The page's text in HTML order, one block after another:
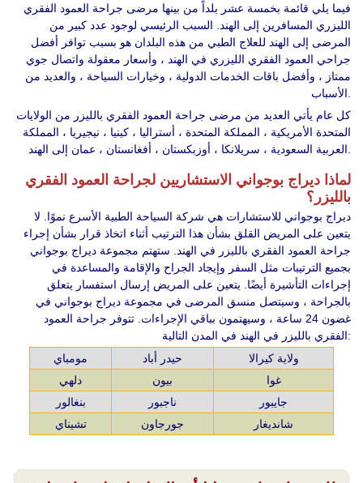
فيما يلي قائمة بخمسة عشر بلداً من بينها مرضى جراحة العمود الفقري
الليزري المسافرين إلى الهند. السبب الرئيسي لوجود عدد كبير من
المرضى إلى الهند للعلاج الطبي من هذه البلدان هو بسبب توافر أفضل
جراحي العمود الفقري الليزري في الهند ، وأسعار معقولة واتصال جوي
ممتاز ، وأفضل باقات الخدمات الدولية ، وخيارات السياحة ، والعديد من
كل عام يأتي العديد من مرضى جراحة العمود الفقري بالليزر من الولايات
المتحدة الأمريكية ، المملكة المتحدة ، أستراليا ، كينيا ، نيجيريا ، المملكة
لماذا ديراج بوجواني الاستشاريين لجراحة العمود الفقري
بالليزر؟
ديراج بوجواني للاستشارات هي شركة السياحة الطبية الأسرع نموًا. لا
يتعين على المريض القلق بشأن هذا الترتيب أثناء اتخاذ قرار بشأن إجراء
جراحة العمود الفقري بالليزر في الهند. ستهتم مجموعة ديراج بوجواني
بجميع الترتيبات مثل السفر وإيجاد الجراح والإقامة والمساعدة في
إجراءات التأشيرة أيضًا. يتعين على المريض إرسال استفسار يتعلق
بالجراحة ، وسيتصل منسق المرضى في مجموعة ديراج بوجواني في
غضون 24 ساعة ، وسيهتمون بباقي الإجراءات. تتوفر جراحة العمود
الفقري بالليزر في الهند في المدن التالية:
مومباي
حيدر أباد
ولاية كيرالا
دلهي
بيون
غوا
بنغالور
ناجبور
جايبور
تشيناي
جورجاون شانديغار